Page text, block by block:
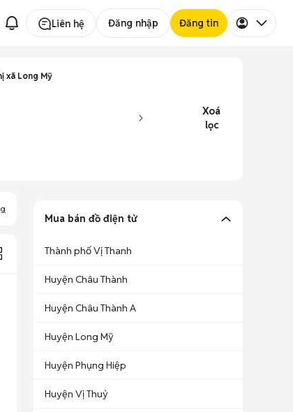
Liên hệ Đăng nhập Đăng tin
xã Long Mỹ
Xoá
lọc
Mua bán đồ điện tử
Thành phố Vị Thanh
Huyện Châu Thành
Huyện Châu Thành A
Huyện Long Mỹ
Huyện Phụng Hiệp
Huyện Vị Thuỷ